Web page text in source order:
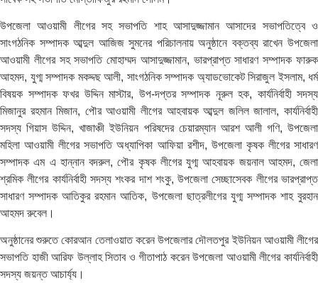
উপজেলা আওয়ামী লীগের সহ সভাপতি শাহ আসাদুজ্জামান আসাদের সভাপতিত্বে ও
সাংগঠনিক সম্পাদক আব্দুল আজিজ সুমনের পরিচালনায় অনুষ্ঠানে বক্তব্য রাখেন উপজেলা
আওয়ামী লীগের সহ সভাপতি মোহাম্মদ আসাদুজ্জামান, ভারপ্রাপ্ত সাধারণ সম্পাদক ফারুক
আহমদ, যুগ্ম সম্পাদক মকদ্দছ আলী, সাংগঠনিক সম্পাদক অ্যাডভোকেট সিরাজুল ইসলাম, ধর্ম
বিষয়ক সম্পাদক ফখর উদ্দিন মাস্টার, উপ-দপ্তর সম্পাদক নূরুল হক, কার্যনির্বাহী সদস্য
মিজানুর রহমান মিজান, পৌর আওয়ামী লীগের আহবায়ক আব্দুল জলিল জালাল, কার্যনির্বাহী
সদস্য গিয়াস উদ্দিন, খাজাঞ্চী ইউনিয়ন পরিষদের চেয়ারম্যান আরশ আলী গণি, উপজেলা
মহিলা আওয়ামী লীগের সভাপতি অধ্যাপিকা আফিয়া রশীদ, উপজেলা কৃষক লীগের সাধারণ
সম্পাদক এম এ হান্নান বদরুল, পৌর কৃষক লীগের যুগ্ম আহবায়ক জয়নাল আহমদ, জেলা
শ্রমিক লীগের কার্যনির্বাহী সদস্য শংকর দাশ শংকু, উপজেলা সেচ্ছাসেবক লীগের ভারপ্রাপ্ত
সাধারণ সম্পাদক আতিকুর রহমান আতিক, উপজেলা ছাত্রলীগের যুগ্ম সম্পাদক শাহ বুরহান
আহমদ রুবেল।
অনুষ্ঠানের শুরুতে কোরআন তেলাওয়াত করেন উপজেলার দৌলতপুর ইউনিয়ন আওয়ামী লীগের
সভাপতি হাজী আরিফ উল্লাহ সিতাব ও গীতাপাঠ করেন উপজেলা আওয়ামী লীগের কার্যনির্বাহী
সদস্য জয়ন্ত আচার্য্য।